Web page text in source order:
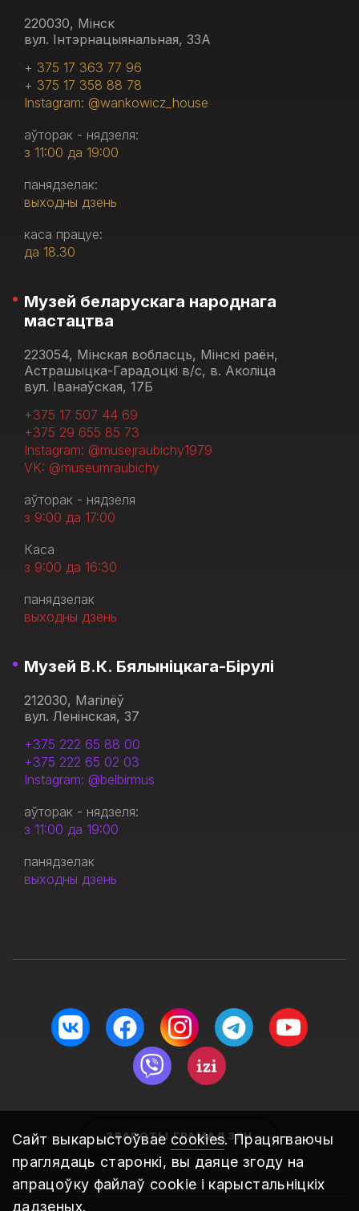
Сайт выкарыстоўвае cookies. Працягваючы
праглядаць старонкі, вы даяце згоду на
апрацоўку файлаў cookie і карыстальніцкіх
дадзеных.
220030, Мінск
вул. Інтэрнацыянальная, 33А
+ 375 17 363 77 96
+ 375 17 358 88 78
Instagram: @wankowicz_house
аўторак - нядзеля:
з 11:00 да 19:00
панядзелак:
выходны дзень
каса працуе:
да 18.30
Музей беларускага народнага
мастацтва
223054, Мінская вобласць, Мінскі раён,
Астрашыцка-Гарадоцкі в/с, в. Аколіца
вул. Іванаўская, 17Б
+375 17 507 44 69
+375 29 655 85 73
Instagram: @musejraubichy1979
VK: @museumraubichy
аўторак - нядзеля
з 9:00 да 17:00
Каса
з 9:00 да 16:30
панядзелак
выходны дзень
Музей В.К. Бялыніцкага-Бірулі
212030, Магілёў
вул. Ленінская, 37
+375 222 65 88 00
+375 222 65 02 03
Instagram: @belbirmus
аўторак - нядзеля:
з 11:00 да 19:00
панядзелак
выходны дзень
ЗВАРОТЫ ГРАМАДЗЯН